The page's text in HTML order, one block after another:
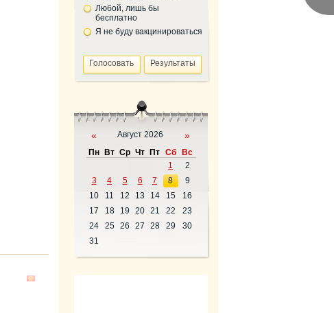
Любой, лишь бы
бесплатно
Я не буду вакцинироваться
« Август 2026 »
Пн Вт Ср Чт Пт Сб
Вс
1
2
3
4 5 6 7 8
9
10
11 12 13 14 15
16
17
18 19 20 21 22
23
24
25 26 27 28 29
30
31